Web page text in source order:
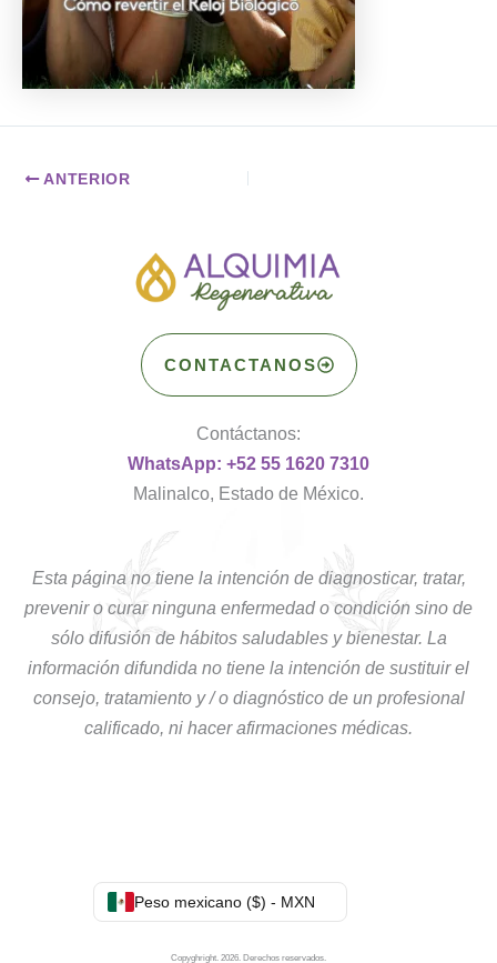
ANTERIOR
CONTACTANOS
Contáctanos:
WhatsApp: +52 55 1620 7310
Malinalco, Estado de México.
Esta página no tiene la intención de diagnosticar, tratar,
prevenir o curar ninguna enfermedad o condición sino de
sólo difusión de hábitos saludables y bienestar. La
información difundida no tiene la intención de sustituir el
consejo, tratamiento y / o diagnóstico de un profesional
calificado, ni hacer afirmaciones médicas.
Peso mexicano ($) - MXN
Copyghright. 2026. Derechos reservados.